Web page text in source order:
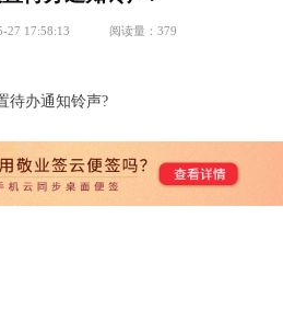
27 17:58:13 阅读量： 379
待办通知铃声?